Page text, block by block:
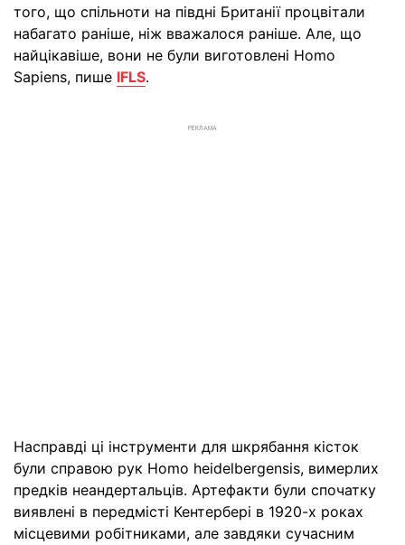
того, що спільноти на півдні Британії процвітали
набагато раніше, ніж вважалося раніше. Але, що
найцікавіше, вони не були виготовлені Homo
Sapiens, пише IFLS.
РЕКЛАМА
Насправді ці інструменти для шкрябання кісток
були справою рук Homo heidelbergensis, вимерлих
предків неандертальців. Артефакти були спочатку
виявлені в передмісті Кентербері в 1920-х роках
місцевими робітниками, але завдяки сучасним